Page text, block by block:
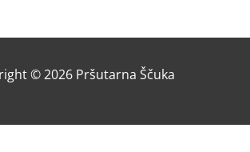
© 2026 Pršutarna Ščuka